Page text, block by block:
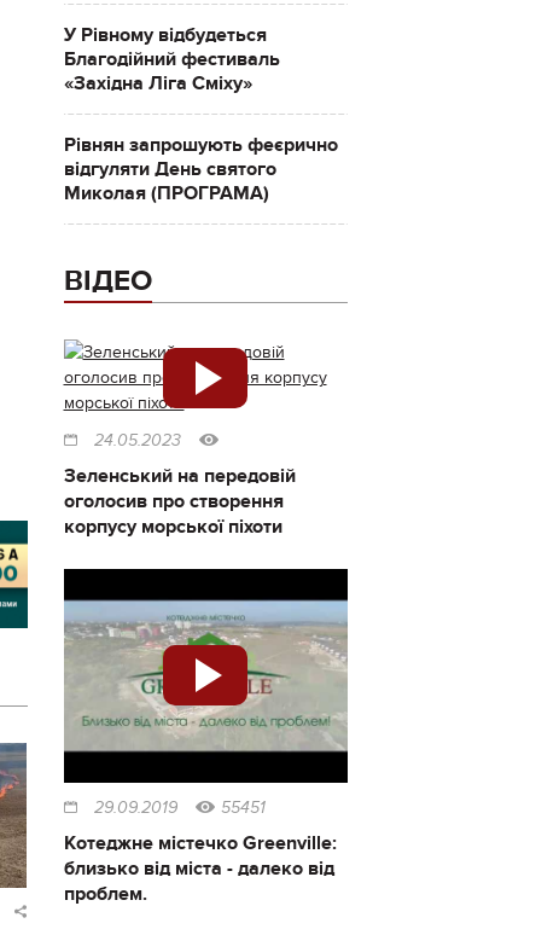
У Рівному відбудеться
Благодійний фестиваль
«Західна Ліга Сміху»
Рівнян запрошують феєрично
відгуляти День святого
Миколая (ПРОГРАМА)
ВІДЕО
24.05.2023
Зеленський на передовій
оголосив про створення
корпусу морської піхоти
29.09.2019 55451
Котеджне містечко Greenville:
близько від міста - далеко від
проблем.